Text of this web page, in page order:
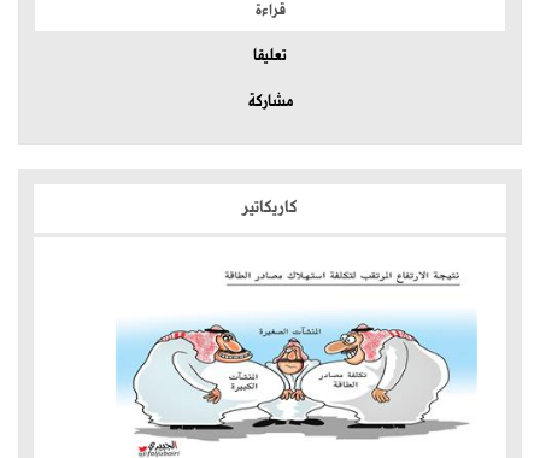
قراءة
تعليقا
مشاركة
كاريكاتير